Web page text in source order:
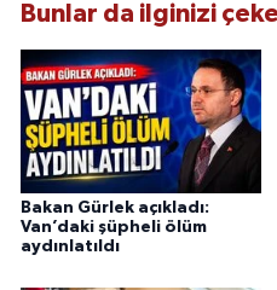
Bunlar da ilginizi
Bakan Gürlek açıkladı:
Van’daki şüpheli ölüm
aydınlatıldı